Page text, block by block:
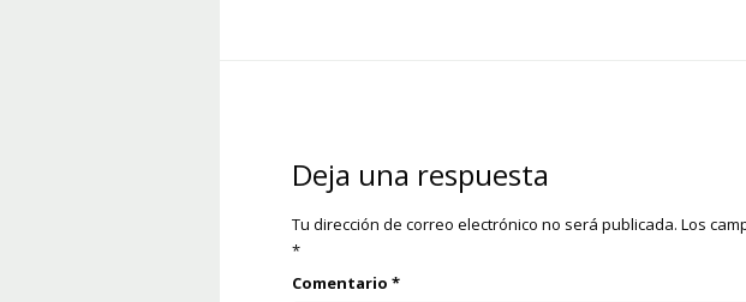
Deja una respuesta
Tu dirección de correo electrónico no será publicada. Los
*
Comentario *